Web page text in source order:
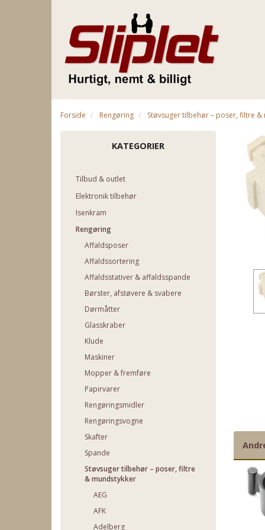
Forside Rengøring Støvsuger tilbehør – poser, filtre &
KATEGORIER
Tilbud & outlet
Elektronik tilbehør
Isenkram
Rengøring
Affaldsposer
Affaldssortering
Affaldsstativer & affaldsspande
Børster, afstøvere & svabere
Dørmåtter
Glasskraber
Klude
Maskiner
Mopper & fremføre
Papirvarer
Rengøringsmidler
Rengøringsvogne
Skafter
Spande
Støvsuger tilbehør – poser, filtre
& mundstykker
AEG
AFK
Adelberg